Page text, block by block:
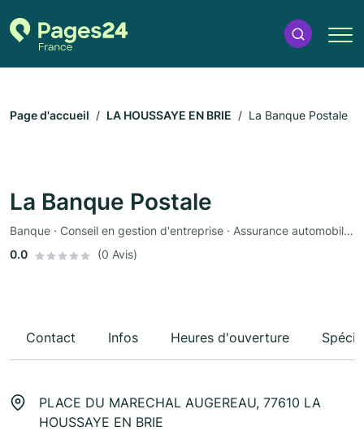
Page d'accueil LA HOUSSAYE EN BRIE La Banque Postale
La Banque Postale
Banque · Conseil en gestion d'entreprise · Assurance automobile · Assurance
0.0
(0 Avis)
Contact Infos Heures d'ouverture
PLACE DU MARECHAL AUGEREAU, 77610 LA
HOUSSAYE EN BRIE